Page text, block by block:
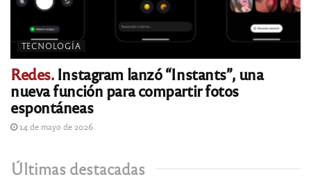
TECNOLOGÍA
Redes.Instagram lanzó “Instants”, una
nueva función para compartir fotos
espontáneas
14 de mayo de 2026
Últimas destacadas